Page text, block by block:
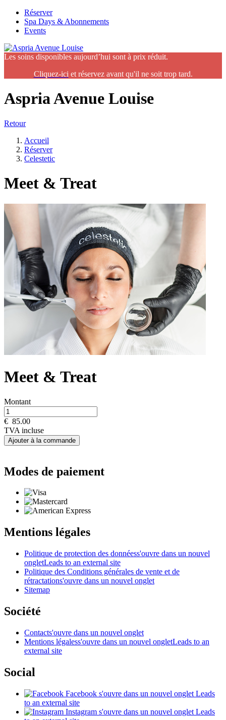
Réserver
Spa Days & Abonnements
Events
Les soins disponibles aujourd’hui sont à prix réduit.
Cliquez-ici et réservez avant qu'il ne soit trop tard.
Aspria Avenue Louise
Retour
Accueil
Réserver
Celestetic
Meet & Treat
Meet & Treat
Montant
€ 85.00
TVA incluse
Ajouter à la commande
Modes de paiement
Mentions légales
Politique de protection des donnéess'ouvre dans un nouvel
ongletLeads to an external site
Politique des Conditions générales de vente et de
rétractations'ouvre dans un nouvel onglet
Sitemap
Société
Contacts'ouvre dans un nouvel onglet
Mentions légaless'ouvre dans un nouvel ongletLeads to an
external site
Social
Facebook s'ouvre dans un nouvel onglet Leads
to an external site
Instagram s'ouvre dans un nouvel onglet Leads